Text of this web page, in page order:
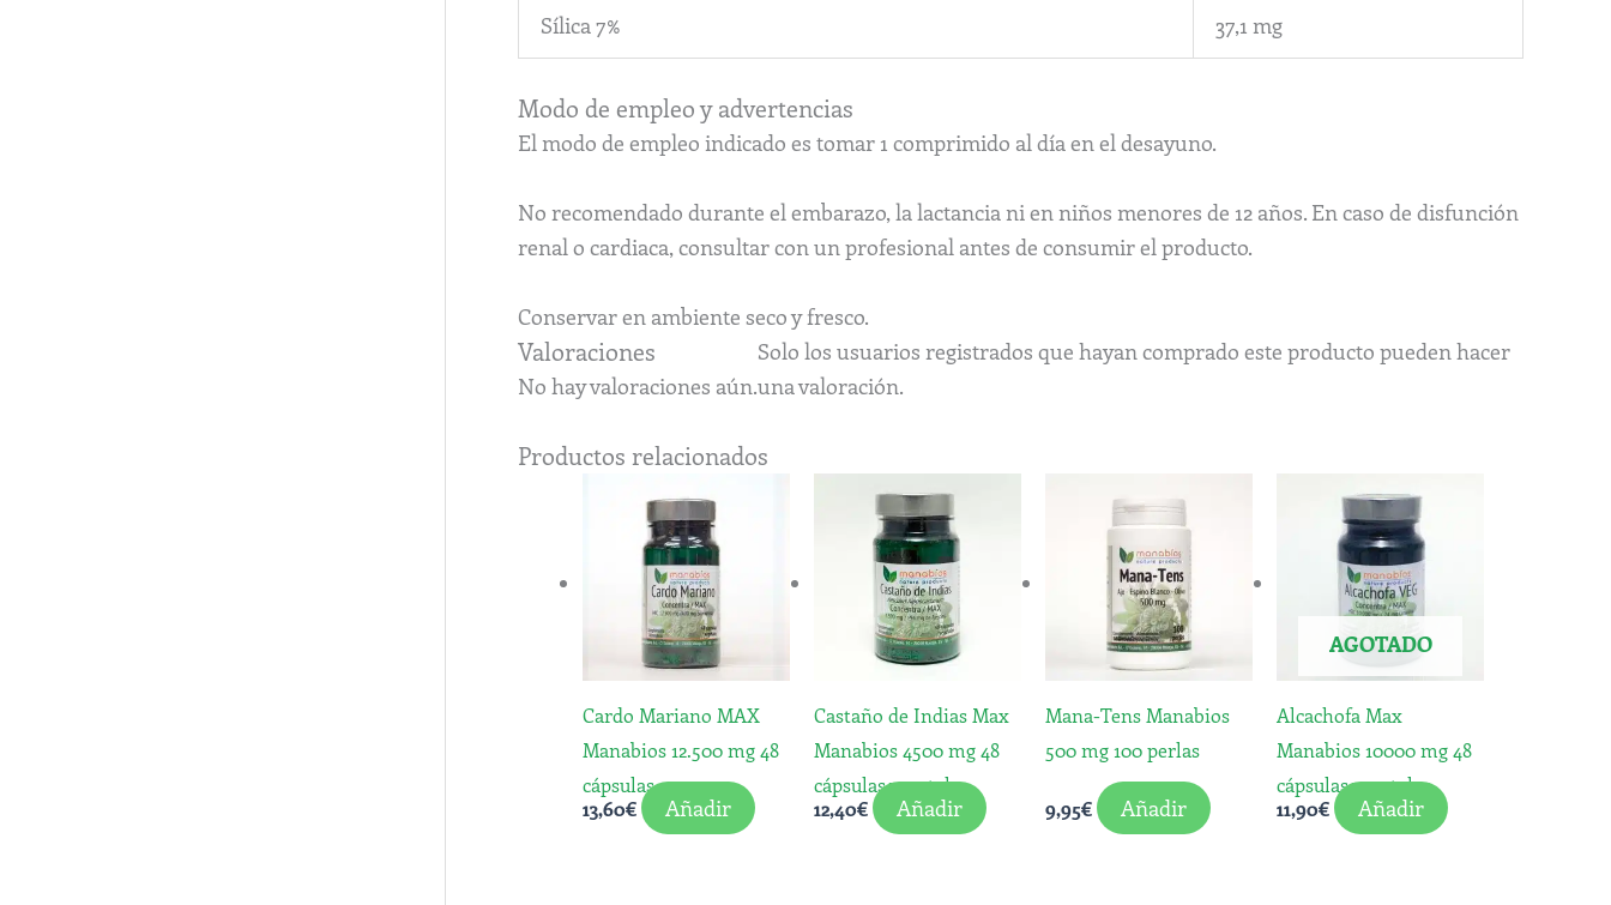
Sílica 7% 37,1 mg
Modo de empleo y advertencias
El modo de empleo indicado es tomar 1 comprimido al día en el desayuno.
No recomendado durante el embarazo, la lactancia ni en niños menores de 12 años. En caso de disfunción
renal o cardiaca, consultar con un profesional antes de consumir el producto.
Conservar en ambiente seco y fresco.
Valoraciones
No hay valoraciones aún.
Solo los usuarios registrados que hayan comprado este producto pueden hacer
una valoración.
Productos relacionados
Cardo Mariano MAX
Manabios 12.500 mg 48
cápsulas
13,60€ Añadir
Castaño de Indias Max
Manabios 4500 mg 48
cápsulas vegetales
12,40€ Añadir
Mana-Tens Manabios
500 mg 100 perlas
9,95€ Añadir
AGOTADO
Alcachofa Max
Manabios 10000 mg 48
cápsulas vegetales
11,90€ Añadir